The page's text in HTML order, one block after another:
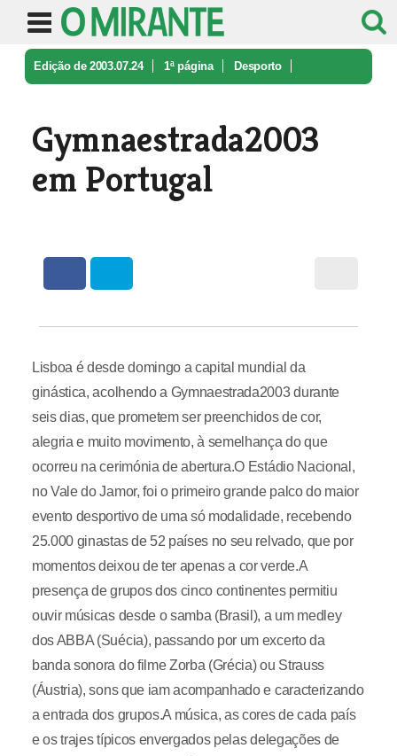
Edição de 2003.07.24 1ª página Desporto
Gymnaestrada2003
em Portugal
Lisboa é desde domingo a capital mundial da
ginástica, acolhendo a Gymnaestrada2003 durante
seis dias, que prometem ser preenchidos de cor,
alegria e muito movimento, à semelhança do que
ocorreu na cerimónia de abertura.O Estádio Nacional,
no Vale do Jamor, foi o primeiro grande palco do maior
evento desportivo de uma só modalidade, recebendo
25.000 ginastas de 52 países no seu relvado, que por
momentos deixou de ter apenas a cor verde.A
presença de grupos dos cinco continentes permitiu
ouvir músicas desde o samba (Brasil), a um medley
dos ABBA (Suécia), passando por um excerto da
banda sonora do filme Zorba (Grécia) ou Strauss
(Áustria), sons que iam acompanhado e caracterizando
a entrada dos grupos.A música, as cores de cada país
e os trajes típicos envergados pelas delegações de